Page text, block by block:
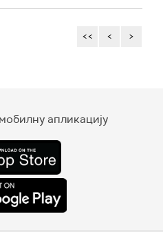
<< < >
апликацију